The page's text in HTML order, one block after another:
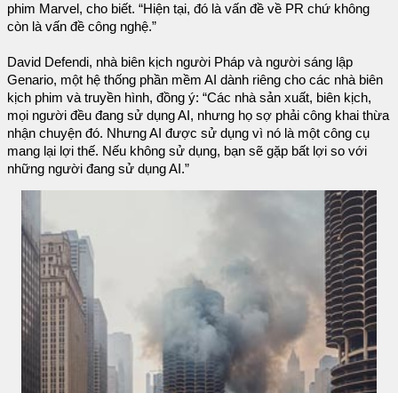
phim Marvel, cho biết. “Hiện tại, đó là vấn đề về PR chứ không
còn là vấn đề công nghệ.”
David Defendi, nhà biên kịch người Pháp và người sáng lập
Genario, một hệ thống phần mềm AI dành riêng cho các nhà biên
kịch phim và truyền hình, đồng ý: “Các nhà sản xuất, biên kịch,
mọi người đều đang sử dụng AI, nhưng họ sợ phải công khai thừa
nhận chuyện đó. Nhưng AI được sử dụng vì nó là một công cụ
mang lại lợi thế. Nếu không sử dụng, bạn sẽ gặp bất lợi so với
những người đang sử dụng AI.”